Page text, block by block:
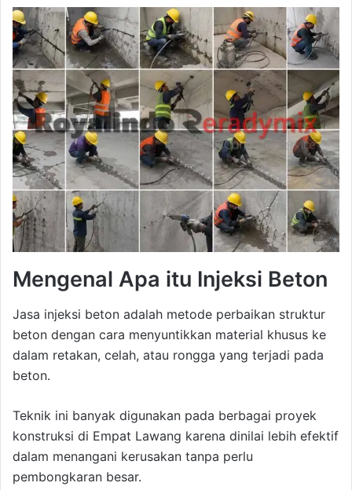
Mengenal Apa itu Injeksi Beton
Jasa injeksi beton adalah metode perbaikan struktur
beton dengan cara menyuntikkan material khusus ke
dalam retakan, celah, atau rongga yang terjadi pada
beton.
Teknik ini banyak digunakan pada berbagai proyek
konstruksi di Empat Lawang karena dinilai lebih efektif
dalam menangani kerusakan tanpa perlu
pembongkaran besar.